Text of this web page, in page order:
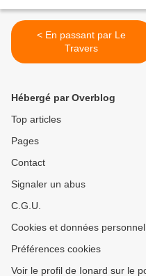
< En passant par Le
Travers
Hébergé par Overblog
Top articles
Pages
Contact
Signaler un abus
C.G.U.
Cookies et données
Préférences cookies
Voir le profil de Ionard sur le